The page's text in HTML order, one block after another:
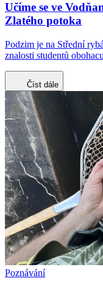
Učíme se ve
Zlatého potoka
Podzim je na Střední
znalosti studentů
Číst dále
Poznávání